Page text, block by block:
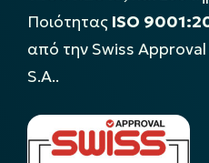
Ποιότητας ISO
από την Swiss
S.A..